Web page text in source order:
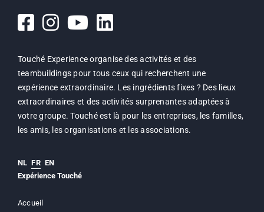
Touché Experience organise des activités et des
teambuildings pour tous ceux qui recherchent une
expérience extraordinaire. Les ingrédients fixes ? Des lieux
extraordinaires et des activités surprenantes adaptées à
votre groupe. Touché est là pour les entreprises, les familles,
les amis, les organisations et les associations.
Expérience Touché
Accueil
NL FR EN